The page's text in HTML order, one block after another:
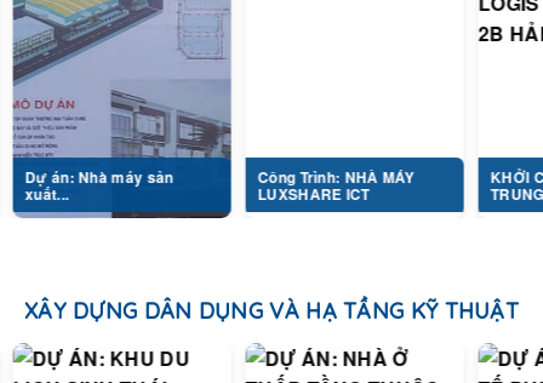
máy sản Công Trình: NHÀ MÁY
LUXSHARE ICT TRUNG TÂM...